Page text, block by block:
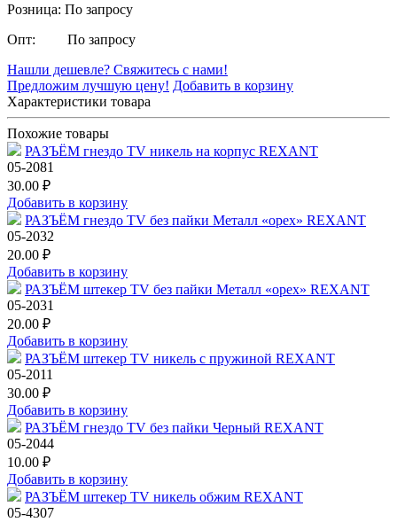
Розница: По запросу
Опт: По запросу
Нашли дешевле? Свяжитесь с нами!
Предложим лучшую цену! Добавить в корзину
Характеристики товара
Похожие товары
РАЗЪЁМ гнездо TV никель на корпус REXANT
05-2081
30.00 ₽
Добавить в корзину
РАЗЪЁМ гнездо TV без пайки Металл «орех» REXANT
05-2032
20.00 ₽
Добавить в корзину
РАЗЪЁМ штекер TV без пайки Металл «орех» REXANT
05-2031
20.00 ₽
Добавить в корзину
РАЗЪЁМ штекер TV никель c пружиной REXANT
05-2011
30.00 ₽
Добавить в корзину
РАЗЪЁМ гнездо TV без пайки Черный REXANT
05-2044
10.00 ₽
Добавить в корзину
РАЗЪЁМ штекер TV никель обжим REXANT
05-4307